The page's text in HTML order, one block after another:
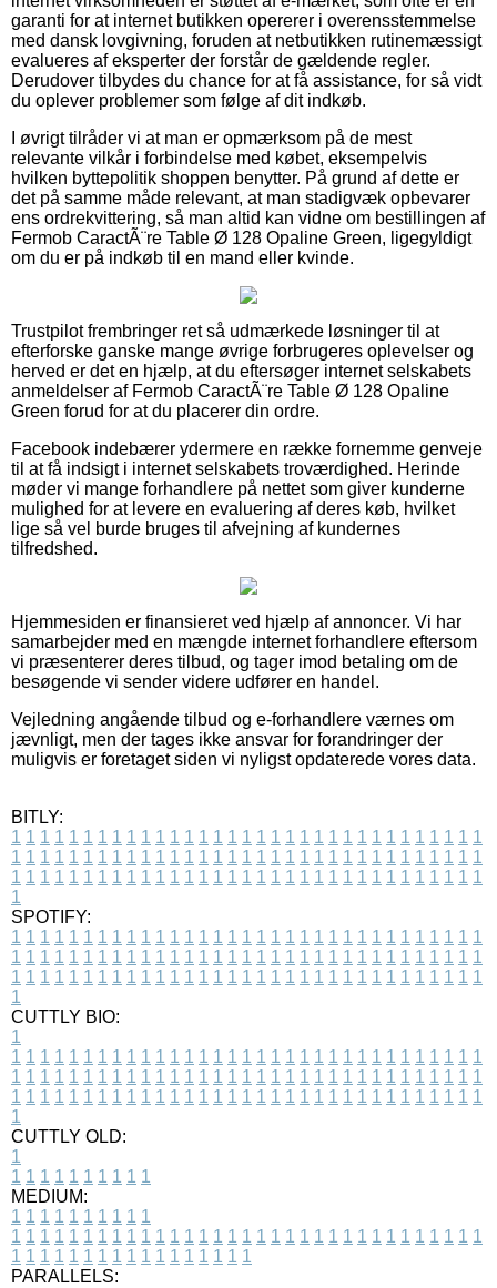
garanti for at internet butikken opererer i overensstemmelse
med dansk lovgivning, foruden at netbutikken rutinemæssigt
evalueres af eksperter der forstår de gældende regler.
Derudover tilbydes du chance for at få assistance, for så vidt
du oplever problemer som følge af dit indkøb.
I øvrigt tilråder vi at man er opmærksom på de mest
relevante vilkår i forbindelse med købet, eksempelvis
hvilken byttepolitik shoppen benytter. På grund af dette er
det på samme måde relevant, at man stadigvæk opbevarer
ens ordrekvittering, så man altid kan vidne om bestillingen af
Fermob CaractÃ¨re Table Ø 128 Opaline Green, ligegyldigt
om du er på indkøb til en mand eller kvinde.
Trustpilot frembringer ret så udmærkede løsninger til at
efterforske ganske mange øvrige forbrugeres oplevelser og
herved er det en hjælp, at du eftersøger internet selskabets
anmeldelser af Fermob CaractÃ¨re Table Ø 128 Opaline
Green forud for at du placerer din ordre.
Facebook indebærer ydermere en række fornemme genveje
til at få indsigt i internet selskabets troværdighed. Herinde
møder vi mange forhandlere på nettet som giver kunderne
mulighed for at levere en evaluering af deres køb, hvilket
lige så vel burde bruges til afvejning af kundernes
tilfredshed.
Hjemmesiden er finansieret ved hjælp af annoncer. Vi har
samarbejder med en mængde internet forhandlere eftersom
vi præsenterer deres tilbud, og tager imod betaling om de
besøgende vi sender videre udfører en handel.
Vejledning angående tilbud og e-forhandlere værnes om
jævnligt, men der tages ikke ansvar for forandringer der
muligvis er foretaget siden vi nyligst opdaterede vores data.
BITLY:
1 1 1 1 1 1 1 1 1 1 1 1 1 1 1 1 1 1 1 1 1 1 1 1 1 1 1 1 1 1 1 1 1
1 1 1 1 1 1 1 1 1 1 1 1 1 1 1 1 1 1 1 1 1 1 1 1 1 1 1 1 1 1 1 1 1
1 1 1 1 1 1 1 1 1 1 1 1 1 1 1 1 1 1 1 1 1 1 1 1 1 1 1 1 1 1 1 1 1
1
SPOTIFY:
1 1 1 1 1 1 1 1 1 1 1 1 1 1 1 1 1 1 1 1 1 1 1 1 1 1 1 1 1 1 1 1 1
1 1 1 1 1 1 1 1 1 1 1 1 1 1 1 1 1 1 1 1 1 1 1 1 1 1 1 1 1 1 1 1 1
1 1 1 1 1 1 1 1 1 1 1 1 1 1 1 1 1 1 1 1 1 1 1 1 1 1 1 1 1 1 1 1 1
1
CUTTLY BIO:
1
1 1 1 1 1 1 1 1 1 1 1 1 1 1 1 1 1 1 1 1 1 1 1 1 1 1 1 1 1 1 1 1 1
1 1 1 1 1 1 1 1 1 1 1 1 1 1 1 1 1 1 1 1 1 1 1 1 1 1 1 1 1 1 1 1 1
1 1 1 1 1 1 1 1 1 1 1 1 1 1 1 1 1 1 1 1 1 1 1 1 1 1 1 1 1 1 1 1 1
1
CUTTLY OLD:
1
1 1 1 1 1 1 1 1 1 1
MEDIUM:
1 1 1 1 1 1 1 1 1 1
1 1 1 1 1 1 1 1 1 1 1 1 1 1 1 1 1 1 1 1 1 1 1 1 1 1 1 1 1 1 1 1 1
1 1 1 1 1 1 1 1 1 1 1 1 1 1 1 1 1
PARALLELS: